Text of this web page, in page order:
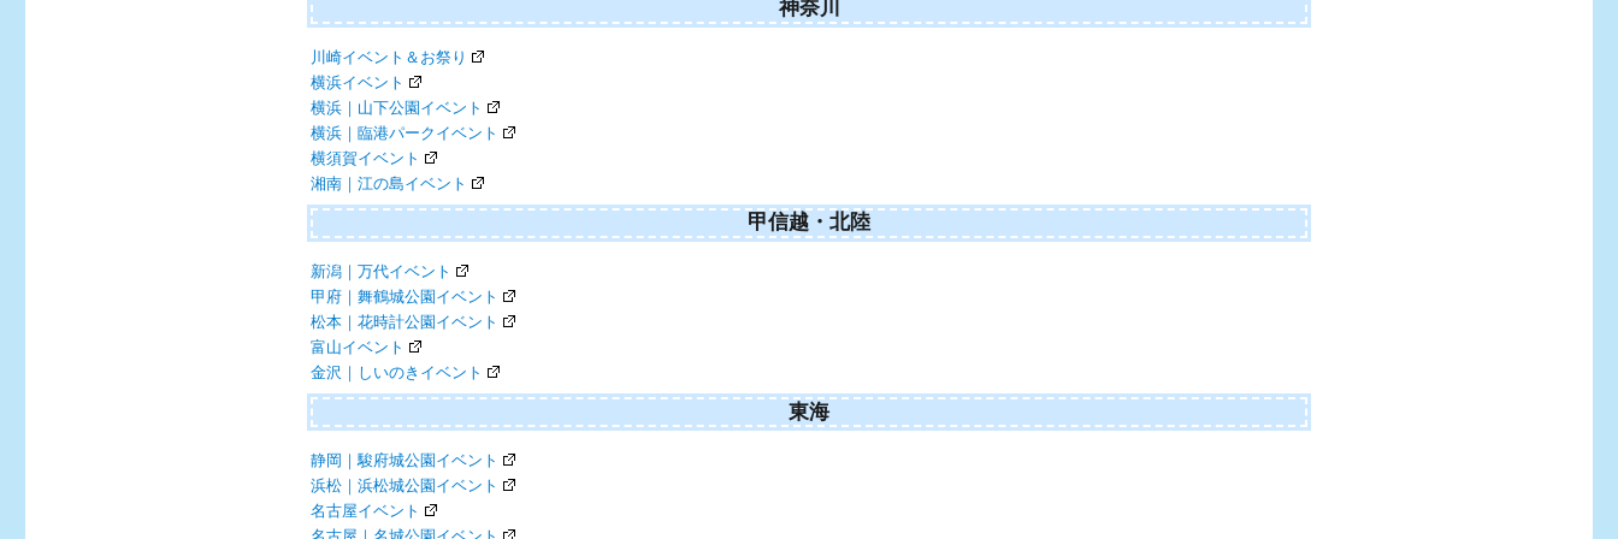
神奈川
川崎イベント＆お祭り
横浜イベント
横浜｜山下公園イベント
横浜｜臨港パークイベント
横須賀イベント
湘南｜江の島イベント
甲信越・北陸
新潟｜万代イベント
甲府｜舞鶴城公園イベント
松本｜花時計公園イベント
富山イベント
金沢｜しいのきイベント
東海
静岡｜駿府城公園イベント
浜松｜浜松城公園イベント
名古屋イベント